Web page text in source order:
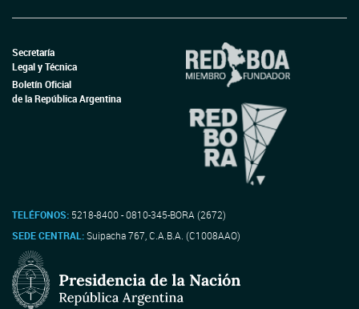
Secretaría
Legal y Técnica
Boletín Oficial
de la República Argentina
TELÉFONOS: 5218-8400 - 0810-345-BORA (2672)
SEDE CENTRAL:Suipacha 767, C.A.B.A. (C1008AAO)